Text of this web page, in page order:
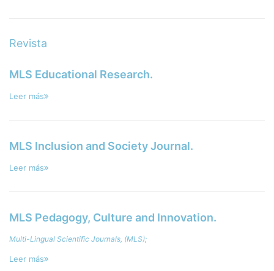
Revista
MLS Educational Research.
Leer más
MLS Inclusion and Society Journal.
Leer más
MLS Pedagogy, Culture and Innovation.
Multi-Lingual Scientific Journals, (MLS);
Leer más